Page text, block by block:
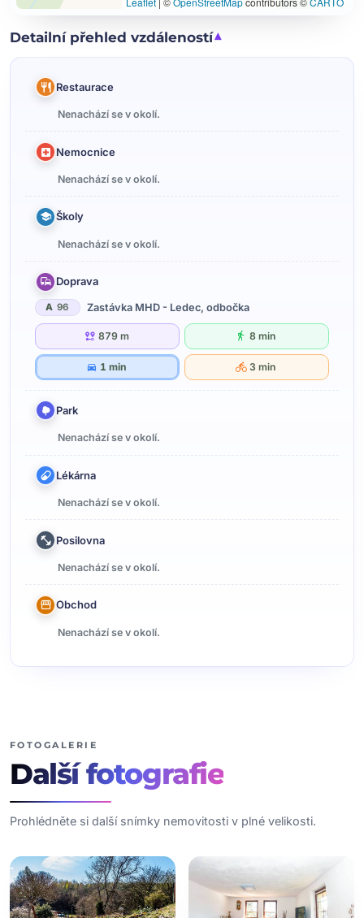
Detailní přehled vzdáleností
Restaurace
Nenachází se v okolí.
Nemocnice
Nenachází se v okolí.
Školy
Nenachází se v okolí.
Doprava
A 96 Zastávka MHD - Ledec, odbočka
879 m 8 min
1 min 3 min
Park
Nenachází se v okolí.
Lékárna
Nenachází se v okolí.
Posilovna
Nenachází se v okolí.
Obchod
Nenachází se v okolí.
FOTOGALERIE
Dalšífotografie
Prohlédněte si další snímky nemovitosti v plné velikosti.